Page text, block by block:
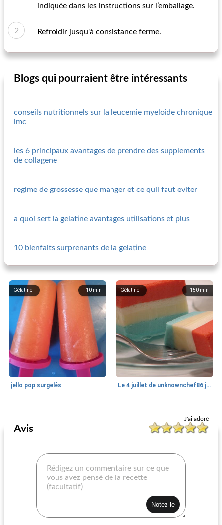
indiquée dans les instructions sur l’emballage.
Refroidir jusqu'à consistance ferme.
Blogs qui pourraient être intéressants
conseils nutritionnels sur la leucemie myeloide chronique
lmc
les 6 principaux avantages de prendre des supplements
de collagene
regime de grossesse que manger et ce quil faut eviter
a quoi sert la gelatine avantages utilisations et plus
10 bienfaits surprenants de la gelatine
10 min
Gélatine
jello pop surgelés
150 min
Gélatine
Le 4 juillet de unknownchef86 jello crémeux rouge, blanc et bleu
pop cake aux fraises salade moulée rose
J'ai adoré
Avis